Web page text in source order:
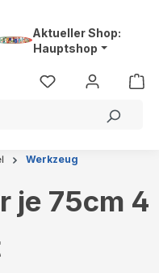
Aktueller Shop:
Hauptshop
Werkzeug
je 75cm 4